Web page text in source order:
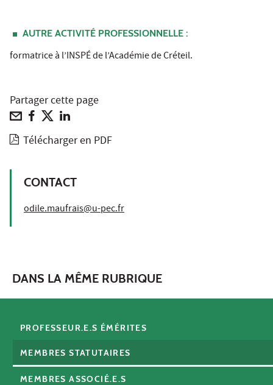
AUTRE ACTIVITÉ PROFESSIONNELLE :
formatrice à l’INSPÉ de l’Académie de Créteil.
Partager cette page
Télécharger en PDF
CONTACT
odile.maufrais@u-pec.fr
DANS LA MÊME RUBRIQUE
PROFESSEUR.E.S ÉMÉRITES
MEMBRES STATUTAIRES
MEMBRES ASSOCIÉ.E.S